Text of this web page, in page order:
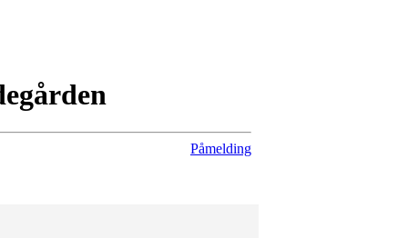
Påmelding